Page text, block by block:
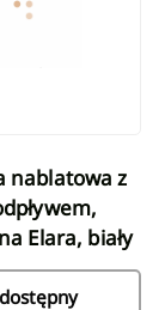
Elara, biały